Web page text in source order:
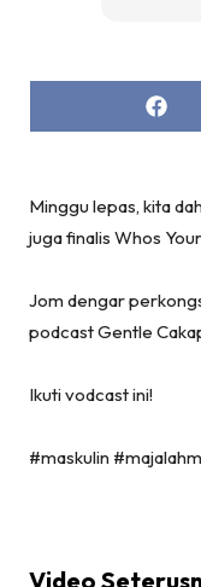
Share
on
Minggu lepas, kita
juga finalis Whos
Jom dengar
podcast Gentle
Ikuti vodcast ini!
#maskulin
Video